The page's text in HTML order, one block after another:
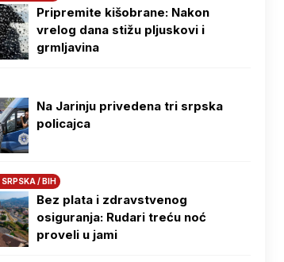
Pripremite kišobrane: Nakon
vrelog dana stižu pljuskovi i
grmljavina
Na Јarinju privedena tri srpska
policajca
/ BIH
Bez plata i zdravstvenog
osiguranja: Rudari treću noć
proveli u jami